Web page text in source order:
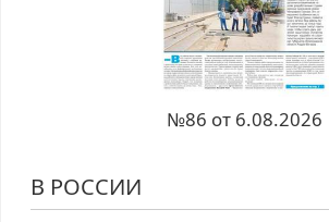
№86 от 6.08.2026
В РОССИИ